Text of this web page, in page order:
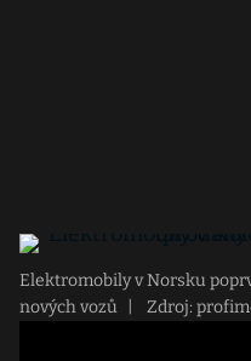
Elektromobily v Norsku
nových vozů
Zdroj: